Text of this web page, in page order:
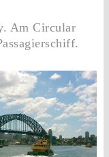
Am Circular